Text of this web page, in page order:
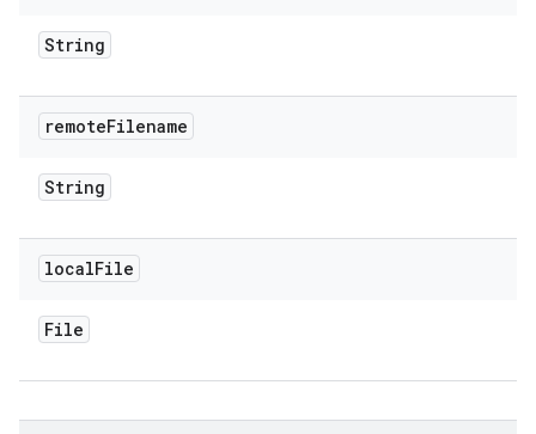
String
remoteFilename
String
localFile
File